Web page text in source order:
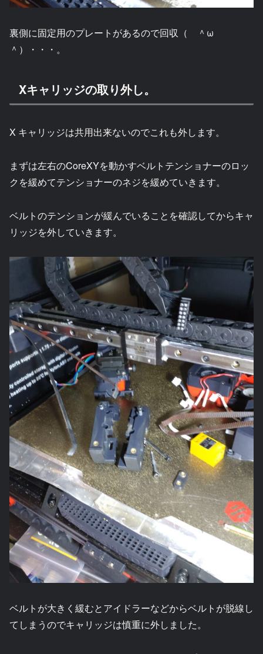
裏側に固定用のプレートがあるので回収（ ＾ω
＾）・・・。
Xキャリッジの取り外し。
X キャリッジは共用出来ないのでこれも外します。
まずは左右のCoreXYを動かすベルトテンショナーのロッ
クを緩めてテンショナーのネジを緩めていきます。
ベルトのテンションが緩んでいることを確認してからキャ
リッジを外していきます。
ベルトが大きく緩むとアイドラーなどからベルトが脱線し
てしまうのでキャリッジは慎重に外しました。